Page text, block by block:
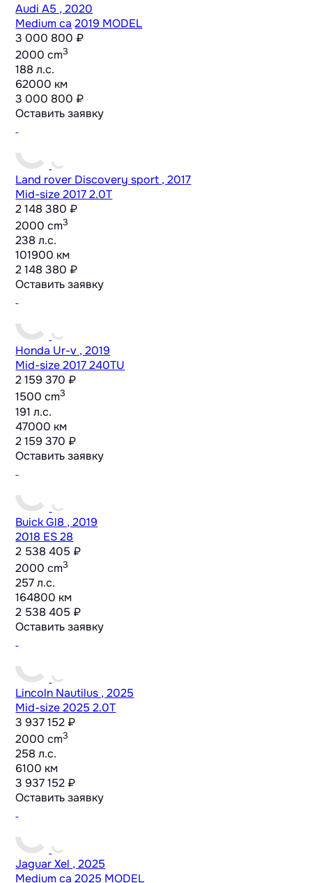
Audi A5 , 2020
Medium ca 2019 MODEL
3 000 800 ₽
2000 cm3
188 л.с.
62000 км
3 000 800 ₽
Оставить заявку
Land rover Discovery sport , 2017
Mid-size2017 2.0T
2 148 380 ₽
2000 cm3
238 л.с.
101900 км
2 148 380 ₽
Оставить заявку
Honda Ur-v , 2019
Mid-size2017 240TU
2 159 370 ₽
1500 cm3
191 л.с.
47000 км
2 159 370 ₽
Оставить заявку
Buick Gl8 , 2019
2018 ES 28
2 538 405 ₽
2000 cm3
257 л.с.
164800 км
2 538 405 ₽
Оставить заявку
Lincoln Nautilus , 2025
Mid-size2025 2.0T
3 937 152 ₽
2000 cm3
258 л.с.
6100 км
3 937 152 ₽
Оставить заявку
Jaguar Xel , 2025
Medium ca 2025 MODEL